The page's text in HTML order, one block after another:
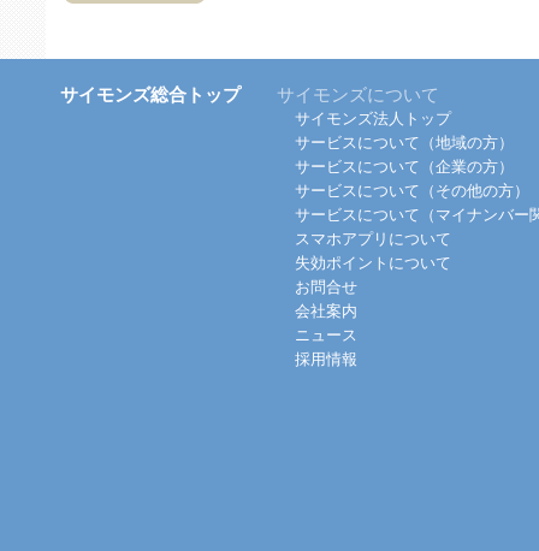
サイモンズ総合トップ サイモンズについて
サイモンズ法人トップ
サービスについて（地域の方）
サービスについて（企業の方）
サービスについて（その他の方）
サービスについて（マイナンバー
スマホアプリについて
失効ポイントについて
お問合せ
会社案内
ニュース
採用情報